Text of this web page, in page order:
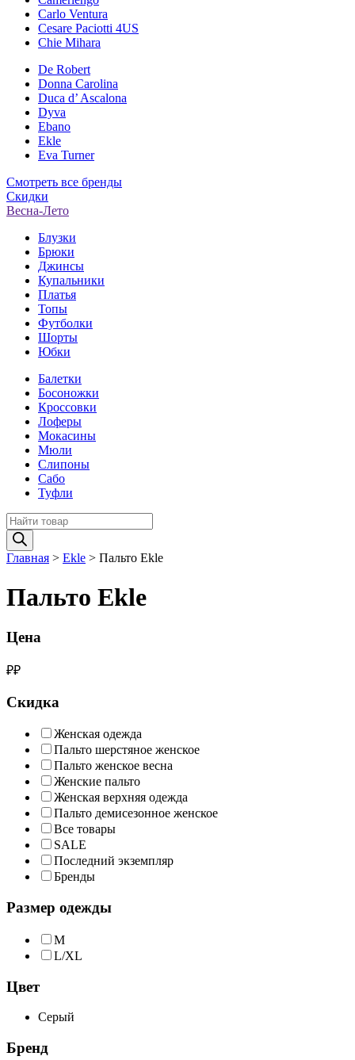
Carlo Ventura
Cesare Paciotti 4US
Chie Mihara
De Robert
Donna Carolina
Duca d’ Ascalona
Dyva
Ebano
Ekle
Eva Turner
Смотреть все бренды
Скидки
Весна-Лето
Блузки
Брюки
Джинсы
Купальники
Платья
Топы
Футболки
Шорты
Юбки
Балетки
Босоножки
Кроссовки
Лоферы
Мокасины
Мюли
Слипоны
Сабо
Туфли
Поиск
товаров
Главная > Ekle > Пальто Ekle
Пальто Ekle
Цена
₽₽
Скидка
Женская одежда
Пальто шерстяное женское
Пальто женское весна
Женские пальто
Женская верхняя одежда
Пальто демисезонное женское
Все товары
SALE
Последний экземпляр
Бренды
Размер одежды
M
L/XL
Цвет
Серый
Бренд